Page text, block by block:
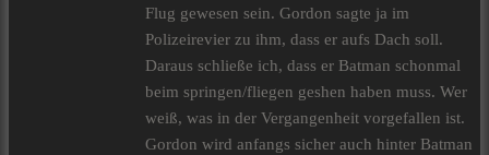
Flug gewesen sein. Gordon sagte ja im
Polizeirevier zu ihm, dass er aufs Dach soll.
Daraus schließe ich, dass er Batman schonmal
beim springen/fliegen geshen haben muss. Wer
weiß, was in der Vergangenheit vorgefallen ist.
Gordon wird anfangs sicher auch hinter Batman